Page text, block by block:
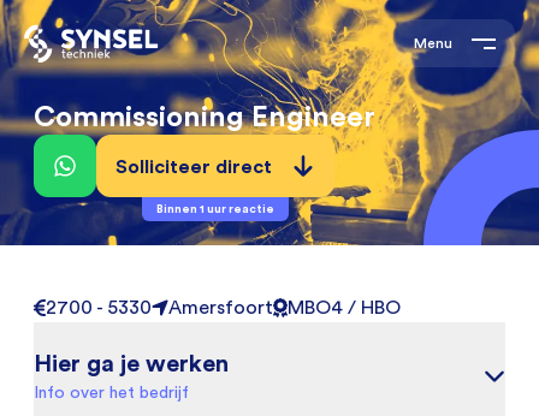
Menu
Commissioning Engineer
Solliciteer direct
Binnen 1 uur reactie
2700 - 5330 Amersfoort MBO4 / HBO
Hier ga je werken
Info over het bedrijf